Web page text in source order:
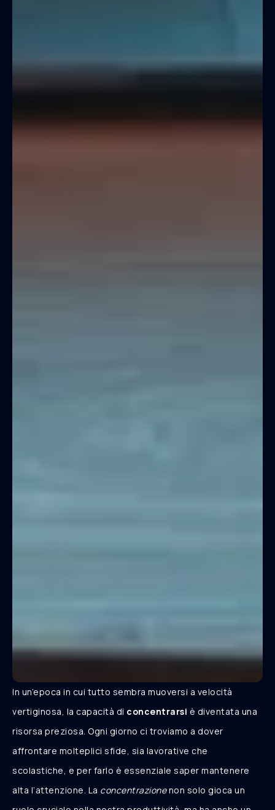
In un’epoca in cui tutto sembra muoversi a velocità
vertiginosa, la capacità di concentrarsi è diventata una
risorsa preziosa. Ogni giorno ci troviamo a dover
affrontare molteplici sfide, sia lavorative che
scolastiche, e per farlo è essenziale saper mantenere
alta l’attenzione. La concentrazionenon solo gioca un